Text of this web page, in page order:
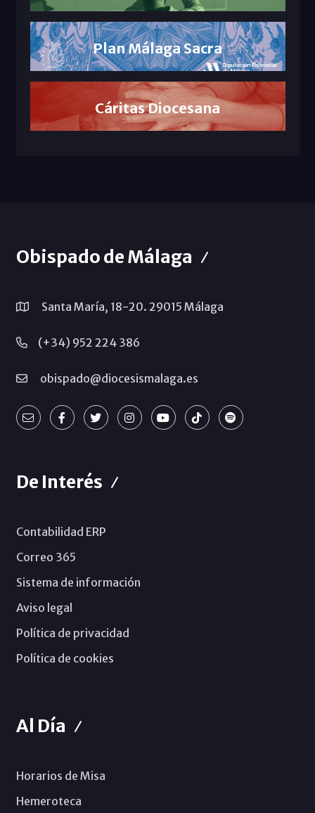
Plan Málaga Sacra
Cáritas Diocesana
Obispado de Málaga
Santa María, 18-20. 29015 Málaga
(+34) 952 224 386
obispado@diocesismalaga.es
De Interés
Contabilidad ERP
Correo 365
Sistema de información
Aviso legal
Política de privacidad
Política de cookies
Al Día
Horarios de Misa
Hemeroteca